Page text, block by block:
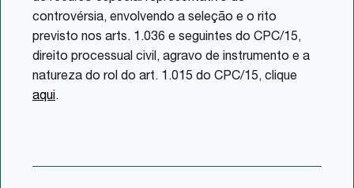
controvérsia, envolvendo a seleção e o rito
previsto nos arts. 1.036 e seguintes do CPC/15,
direito processual civil, agravo de instrumento e a
natureza do rol do art. 1.015 do CPC/15, clique
aqui.